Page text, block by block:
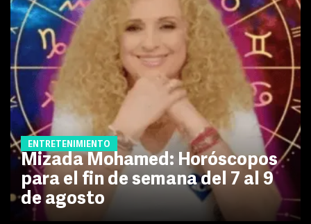
ENTRETENIMIENTO
Mizada Mohamed: Horóscopos
para el fin de semana del 7 al 9
de agosto